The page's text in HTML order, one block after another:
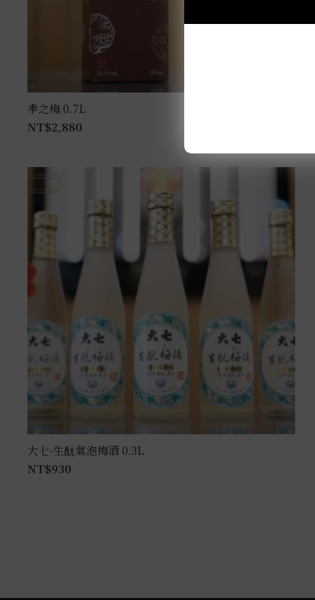
季之梅 0.7L
NT$2,880
大七-生酛氣泡梅酒 0.3L
NT$930